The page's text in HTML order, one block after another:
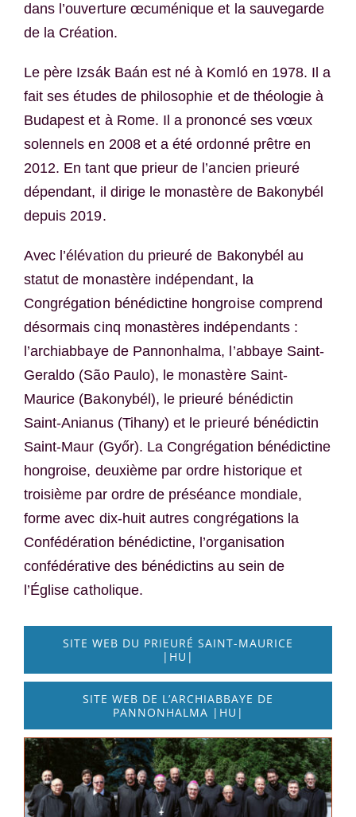
dans l’ouverture œcuménique et la sauvegarde
de la Création.
Le père Izsák Baán est né à Komló en 1978. Il a
fait ses études de philosophie et de théologie à
Budapest et à Rome. Il a prononcé ses vœux
solennels en 2008 et a été ordonné prêtre en
2012. En tant que prieur de l’ancien prieuré
dépendant, il dirige le monastère de Bakonybél
depuis 2019.
Avec l’élévation du prieuré de Bakonybél au
statut de monastère indépendant, la
Congrégation bénédictine hongroise comprend
désormais cinq monastères indépendants :
l’archiabbaye de Pannonhalma, l’abbaye Saint-
Geraldo (São Paulo), le monastère Saint-
Maurice (Bakonybél), le prieuré bénédictin
Saint-Anianus (Tihany) et le prieuré bénédictin
Saint-Maur (Győr). La Congrégation bénédictine
hongroise, deuxième par ordre historique et
troisième par ordre de préséance mondiale,
forme avec dix-huit autres congrégations la
Confédération bénédictine, l’organisation
confédérative des bénédictins au sein de
l’Église catholique.
SITE WEB DU PRIEURÉ SAINT-MAURICE
|HU|
SITE WEB DE L’ARCHIABBAYE DE
PANNONHALMA |HU|